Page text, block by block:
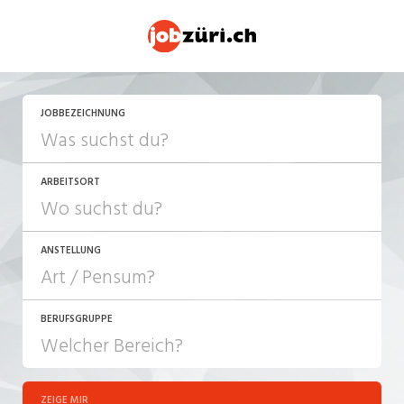
JOBBEZEICHNUNG
ARBEITSORT
ANSTELLUNG
JOB-TYP
Festanstellung
BERUFSGRUPPE
ZEIGE MIR